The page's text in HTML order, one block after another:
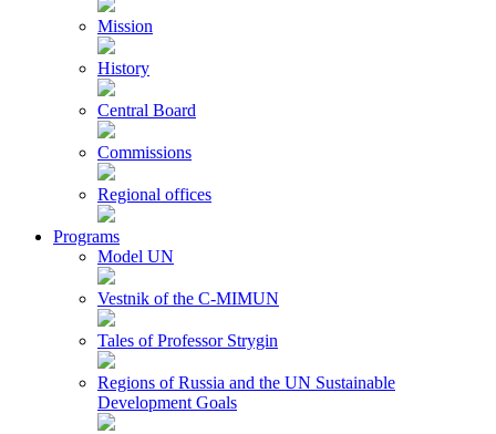
Mission
History
Central Board
Commissions
Regional offices
Programs
Model UN
Vestnik of the C-MIMUN
Tales of Professor Strygin
Regions of Russia and the UN Sustainable
Development Goals